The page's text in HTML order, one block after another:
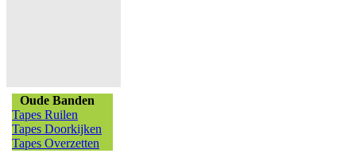
Oude Banden
Tapes Ruilen
Tapes Doorkijken
Tapes Overzetten